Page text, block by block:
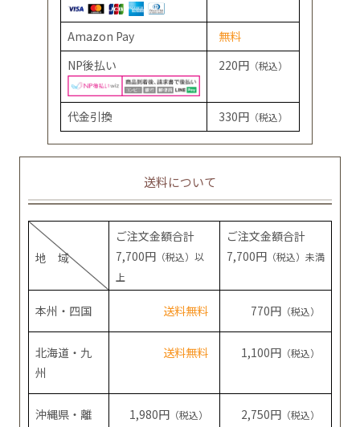
Amazon Pay
無料
NP後払い
220円 （税込）
代金引換 330円 （税込）
送料について
地 域
ご注文金額合計
7,700円 （税込）以
上
ご注文金額合計
7,700円 （税込）未満
本州・四国 送料無料 770円 （税込）
北海道・九
州
送料無料 1,100円 （税込）
沖縄県・離
1,980円 （税込） 2,750円 （税込）